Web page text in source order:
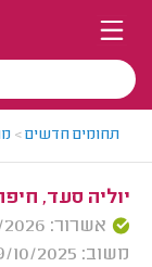
תחומים חדשים>
יוליה סעד,
אשרור: 07/01/2026
משוב: 09/10/2025